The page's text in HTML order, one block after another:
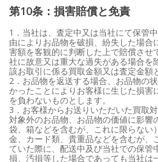
第10条：損害賠償と免責
1．当社は、査定中又は当社にて保管
由によりお品物を破損、紛失した場合
害額を客観的に判断した上で賠償させ
社に故意又は重大な過失がある場合を
該お取引に係る買取金額又は査定金額
2．お品物を返送する場合、お品物の
かったことによりお客様に生じた損害
を負わないものとします。
3．お客様からお送りいただいた買取
対象外のお品物、お品物の価値に影響
袋、箱などを含むが、これに限らない
金、カード類、貴重品などを含むが、
ていた際に、配送中及び当社での保管
損、汚損等した場合であっても当社は